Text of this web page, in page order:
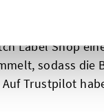
für Auftrag
Label Shop
sodass
Trustpilot